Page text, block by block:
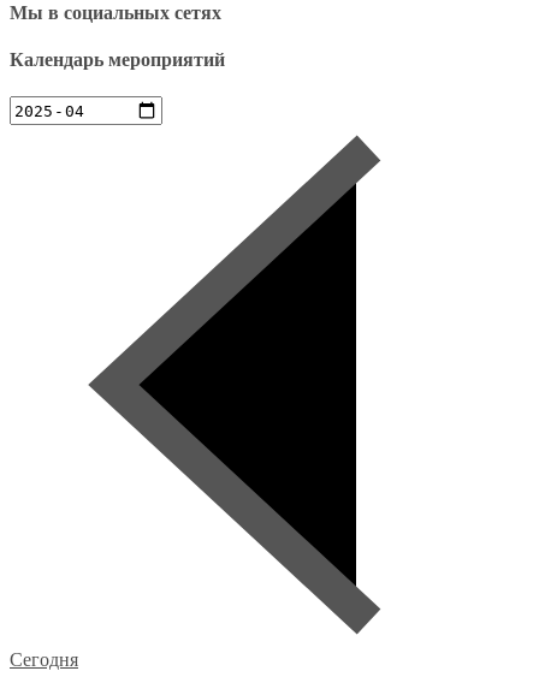
Мы в социальных сетях
Календарь мероприятий
Сегодня